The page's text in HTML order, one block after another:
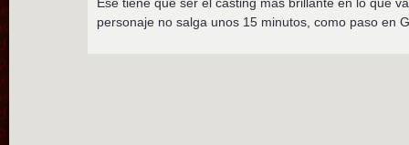
Ese tiene que ser el casting mas brillante en lo que
personaje no salga unos 15 minutos, como paso en